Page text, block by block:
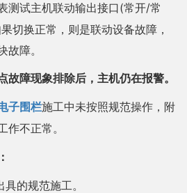
测试主机联动输出接口(常开/常
切换正常，则是联动设备故障，
障。
故障现象排除后，主机仍在报警。
子围栏施工中未按照规范操作，附
作不正常。
的规范施工。